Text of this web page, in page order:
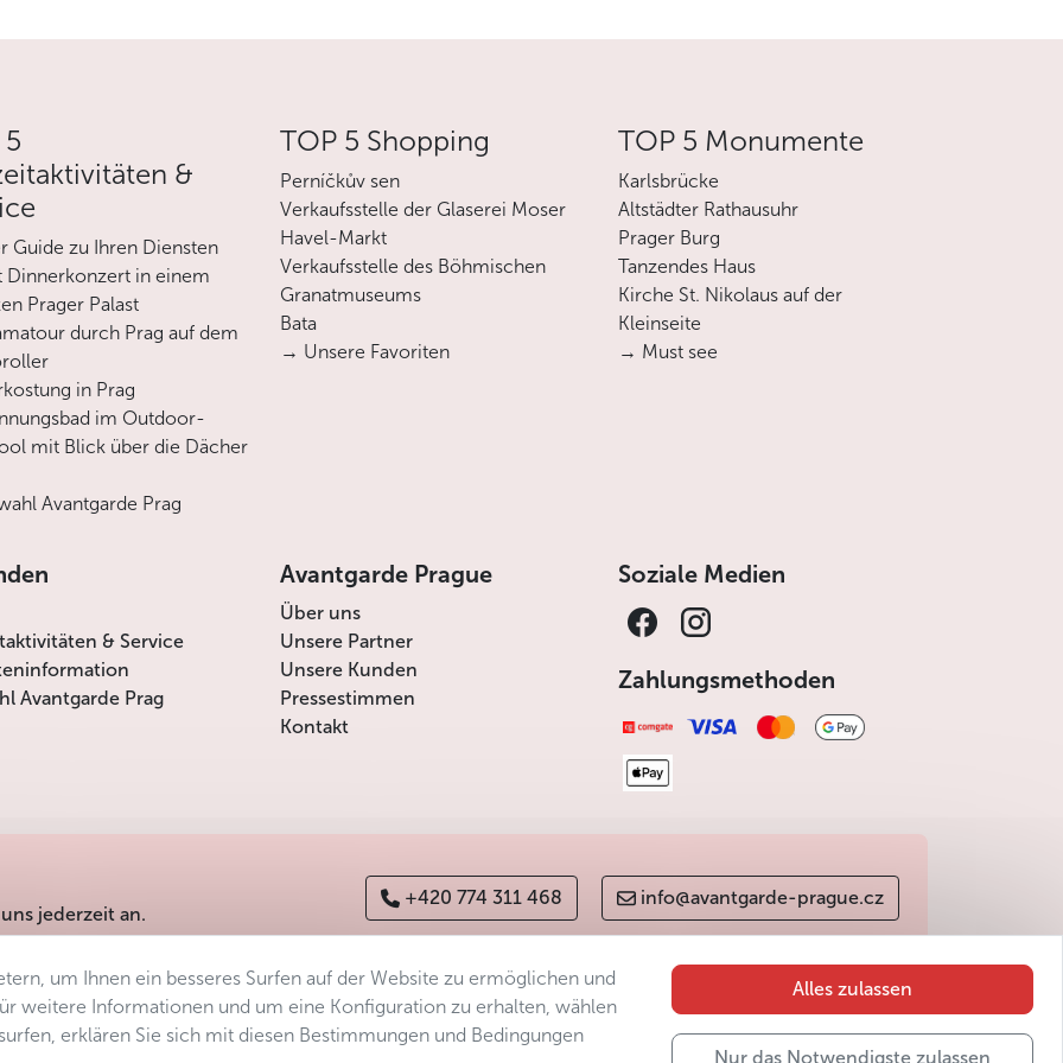
die für 4 Jahre nach dem Verhältniswahlrecht gewählt werden.
werden, wobei alle 2 Jahre ein Drittel der Senatoren neu gewählt wird.
und Oberbefehlshaber der Streitkräfte, direkt für 5 Jahre gewählt (seit 2013). Obwohl er offiziell an der
begrenzt.
die Mitglieder des Obersten Gerichtshofs und des Verfassungsgerichts und hat ein Vetorecht bei
gebildet und ist vor der Abgeordnetenkammer verantwortlich.
Mitglied der Europäischen Union. Allerdings gehört sie noch nicht zur Eurozone.
der NATO bei.
im Südosten, Ostrava und Olomouc im Osten.
des Landes
unterteilt, von denen eine die Hauptstadt Prag bildet. Die größte Region, Mittelböhmen, umgibt
&
Guide zu Ihren Diensten
Dinnerkonzert in einem
Prager Palast
durch Prag auf dem
in Prag
im Outdoor-
mit Blick über die Dächer
Avantgarde Prag
TOP 5 Shopping
Perníčkův sen
Verkaufsstelle der Glaserei Moser
Havel-Markt
Verkaufsstelle des Böhmischen
Granatmuseums
Bata
→ Unsere Favoriten
TOP 5 Monumente
Karlsbrücke
Altstädter Rathausuhr
Prager Burg
Tanzendes Haus
Kirche St. Nikolaus auf der
Kleinseite
→ Must see
& Service
Avantgarde Prag
Avantgarde Prague
Über uns
Unsere Partner
Unsere Kunden
Pressestimmen
Kontakt
Soziale Medien
Zahlungsmethoden
jederzeit an.
+420 774 311 468 info@avantgarde-prague.cz
Manage consent Sitemap
um Ihnen ein besseres Surfen auf der Website zu ermöglichen und
weitere Informationen und um eine Konfiguration zu erhalten, wählen
erklären Sie sich mit diesen Bestimmungen und Bedingungen
Alles zulassen
Nur das Notwendigste zulassen